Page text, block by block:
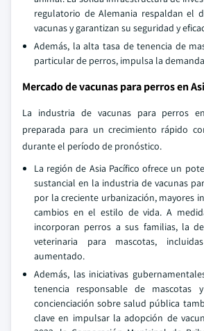
regulatorio de Alemania respaldan el
vacunas y garantizan su seguridad y
Además, la alta tasa de tenencia de
particular de perros, impulsa la
Mercado de vacunas para perros en
La industria de vacunas para perros
preparada para un crecimiento rápido
durante el período de pronóstico.
La región de Asia Pacífico ofrece un
sustancial en la industria de vacunas
por la creciente urbanización, mayores
cambios en el estilo de vida. A
incorporan perros a sus familias, la
veterinaria para mascotas,
aumentado.
Además, las iniciativas
tenencia responsable de mascotas
concienciación sobre salud pública
clave en impulsar la adopción de